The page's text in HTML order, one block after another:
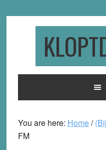
You are here: Home/
FM